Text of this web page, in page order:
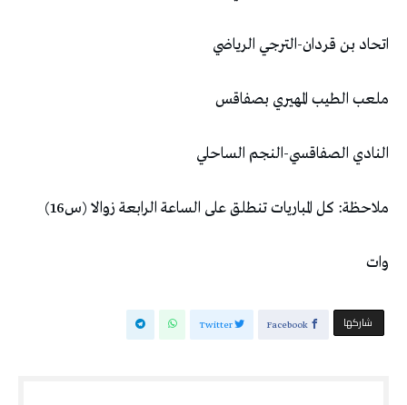
اتحاد بن قردان-الترجي الرياضي
ملعب الطيب المهيري بصفاقس
النادي الصفاقسي-النجم الساحلي
ملاحظة: كل المباريات تنطلق على الساعة الرابعة زوالا (س16)
وات
‫‫ شاركها‬ Facebook
Twitter